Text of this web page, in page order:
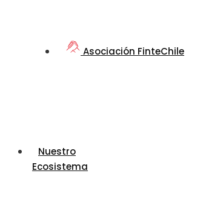
Asociación FinteChile
Nuestro
Ecosistema